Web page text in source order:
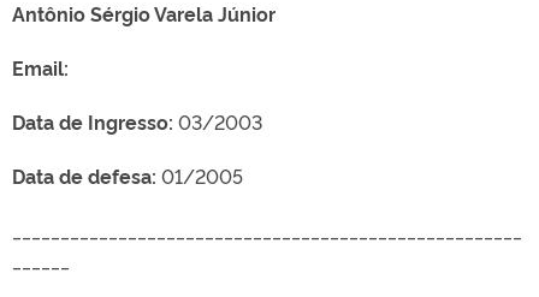
Antônio Sérgio Varela Júnior
Email:
Data de Ingresso: 03/2003
Data de defesa: 01/2005